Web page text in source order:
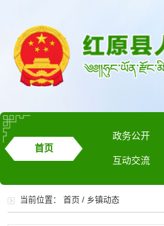
首页
政务公开
互动交流
当前位置：首页 / 乡镇动态